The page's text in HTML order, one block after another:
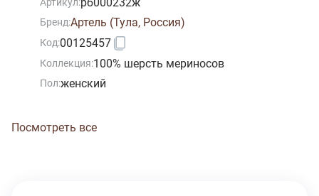
Бренд:Артель (Тула, Россия)
Код:00125457
Коллекция:100% шерсть мериносов
Пол:женский
Посмотреть все